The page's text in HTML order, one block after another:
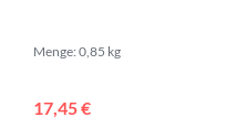
Menge: 0,85 kg
17,45 €